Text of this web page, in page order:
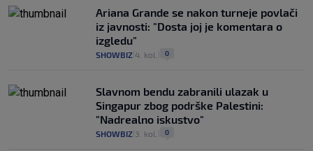
Ariana Grande se nakon turneje povlači
iz javnosti: "Dosta joj je komentara o
izgledu"
SHOWBIZ 4. kol. 0
Slavnom bendu zabranili ulazak u
Singapur zbog podrške Palestini:
"Nadrealno iskustvo"
SHOWBIZ 3. kol. 0